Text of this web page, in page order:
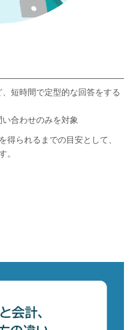
短時間で定型的な回答をする
合わせのみを対象
られるまでの目安として、
。